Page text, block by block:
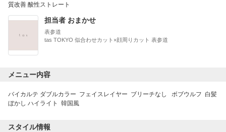
質改善 酸性ストレート
担当者 おまかせ
表参道
tas TOKYO 似合わせカット×顔周りカット 表参道
メニュー内容
バイカルテ ダブルカラー フェイスレイヤー ブリーチなし ボブウルフ 白髪
ぼかし ハイライト 韓国風
スタイル情報